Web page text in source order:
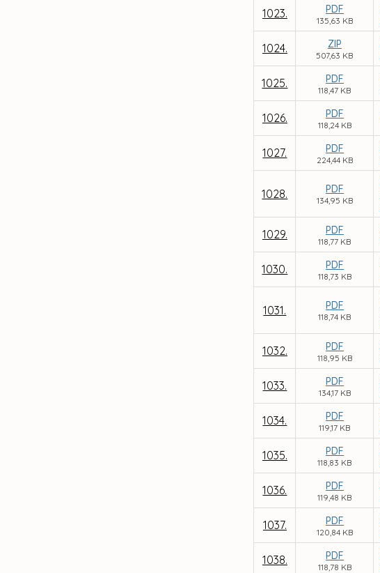
1023. PDF
135,63 KB
1024. ZIP
507,63 KB
1025. PDF
118,47 KB
1026. PDF
118,24 KB
1027. PDF
224,44 KB
1028. PDF
134,95 KB
1029. PDF
118,77 KB
1030. PDF
118,73 KB
1031. PDF
118,74 KB
1032. PDF
118,95 KB
1033. PDF
134,17 KB
1034. PDF
119,17 KB
1035. PDF
118,83 KB
1036. PDF
119,48 KB
1037. PDF
120,84 KB
1038. PDF
118,78 KB